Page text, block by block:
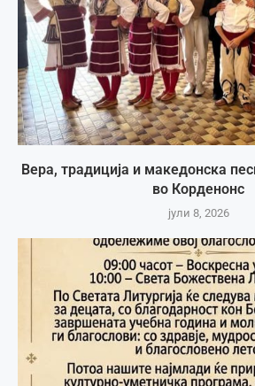
Вера, традиција и македонска
во Корденонс
јули 8, 2026